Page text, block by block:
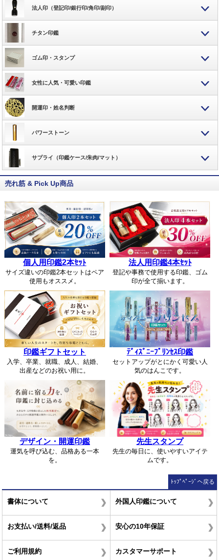
法人印（登記印/銀行印/角印/副印）
チタン印鑑
ゴム印・スタンプ
女性に人気・可愛い印鑑
開運印・姓名判断
パワーストーン
サプライ（印鑑ケース/朱肉/マット）
売れ筋 & Pick Up商品
個人用印鑑2本ｾｯﾄ
サイズ違いの印鑑2本セットはペア
使用もオススメ。
法人用印鑑4本ｾｯﾄ
登記や事務で使用する印鑑、ゴム
印が全て揃います。
印鑑ギフトセット
入学、卒業、就職、成人、結婚、
出産などのお祝い用に。
ﾃﾞｨｽﾞﾆｰﾌﾟﾘﾝｾｽ印鑑
セットアップがとにかく可愛い人
気のはんこです。
デザイン・開運印鑑
運気を呼び込む、品格ある一本
を。
先生スタンプ
先生の毎日に、使いやすいアイテ
ムです。
ﾄｯﾌﾟﾍﾟｰｼﾞへ戻る
書体について 外国人印鑑について
お支払い/送料/返品 安心の10年保証
ご利用規約 カスタマーサポート